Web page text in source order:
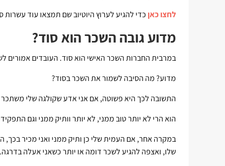
לחצו כאןכדי להגיע לערוץ היוטיוב שם תמצאו עוד עשרות
מדוע גובה השכר הוא סוד?
במרבית החברות השכר האישי הוא סוד. העובדים אמורים
מדוע? מה הסיבה לשמור את השכר בסוד?
התשובה לכך היא פשוטה, אם אני אדע שקולגה שלי משתכר
הוא הרי לא יותר טוב ממני, לא יותר וותיק ממני וגם
במקרה אחר, אם העמית שלי כן ותיק ממני ואני מכיר
שלו, ואצפה להגיע לשכר דומה או יותר כשאני אעלה בדרגה.